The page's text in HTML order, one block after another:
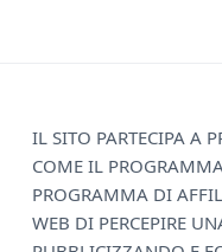
r
IL SITO PARTECIPA A
COME IL
PROGRAMMA DI
WEB DI PERCEPIRE